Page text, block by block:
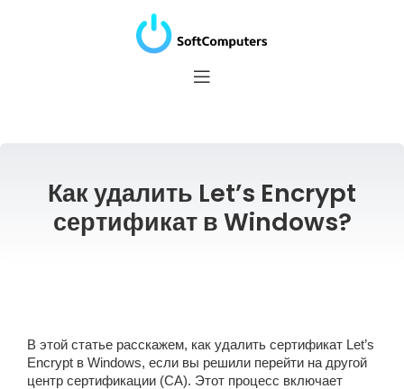
Как удалить Let’s Encrypt
сертификат в Windows?
В этой статье расскажем, как удалить сертификат Let’s
Encrypt в Windows, если вы решили перейти на другой
центр сертификации (CA). Этот процесс включает